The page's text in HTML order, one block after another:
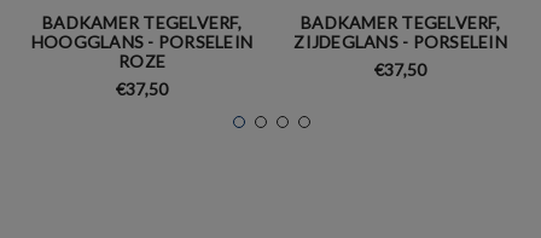
BADKAMER TEGELVERF,
HOOGGLANS - PORSELEIN
ROZE
€37,50
BADKAMER TEGELVERF,
ZIJDEGLANS - PORSELEIN
€37,50